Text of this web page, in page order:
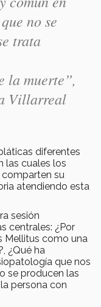
no se
trata
la muerte”,
Villarreal
diferentes
las cuales los
su
atendiendo esta
sesión
centrales: ¿Por
Mellitus como una
¿Qué ha
que nos
se producen las
persona con